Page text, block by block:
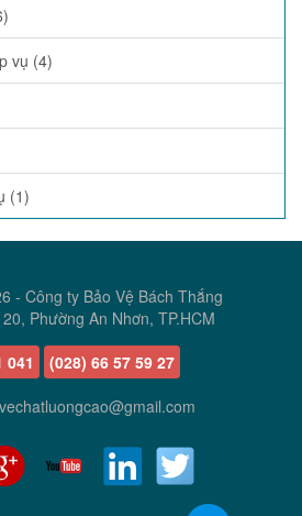
vụ (4)
(1)
- Công ty Bảo Vệ Bách Thắng
Phường An Nhơn, TP.HCM
041
(028) 66 57 59 27